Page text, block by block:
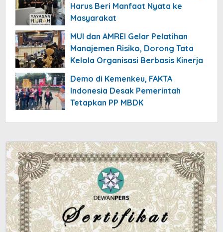
Harus Beri Manfaat Nyata ke
Masyarakat
MUI dan AMREI Gelar Pelatihan
Manajemen Risiko, Dorong Tata
Kelola Organisasi Berbasis Kinerja
Demo di Kemenkeu, FAKTA
Indonesia Desak Pemerintah
Tetapkan PP MBDK